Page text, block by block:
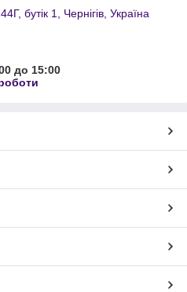
бутік 1, Чернігів, Україна
до 15:00